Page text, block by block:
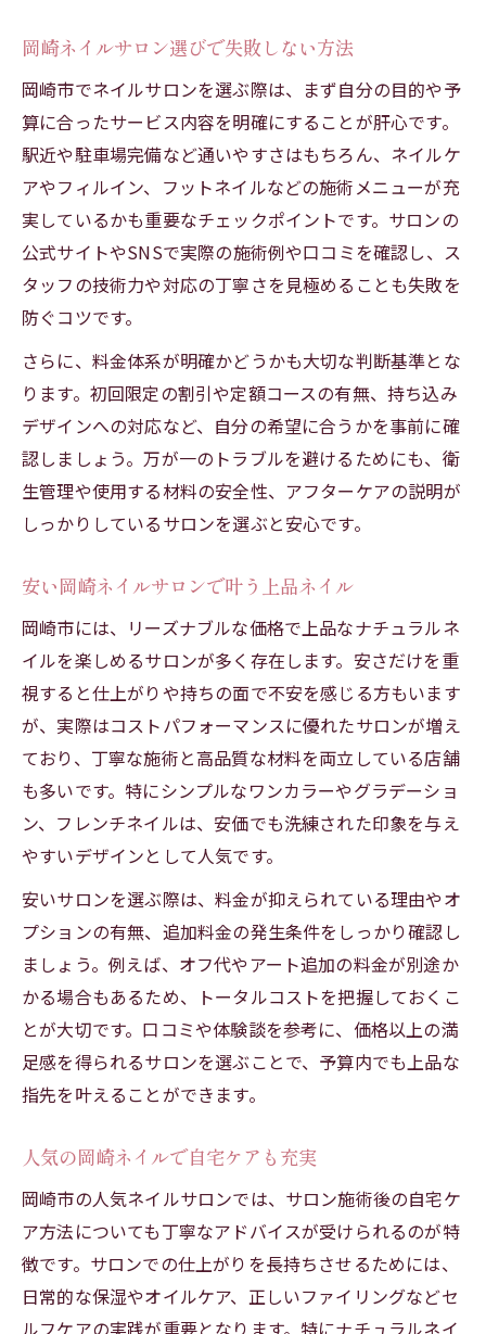
人気上昇中の岡崎ネイルサロンの魅力とは
指先から輝く大人女性のためのネイルケア法
大人女性に人気の岡崎ネイルサロン事情
ネイルケアで指先の美しさを持続させる方
法
岡崎市で安いネイルサロンを見極めるコツ
自爪の健康を考えたナチュラルネイル選び
ナチュラル派必見の岡崎ネイル体験談
初心者でも安心な岡崎市ナチュラルネイルの魅
力
初心者向け岡崎ネイルサロンの選び方
ナチュラルネイルで始める自爪ケア入門
安いサロンで安心できるネイル体験を提供
岡崎で人気のナチュラルネイルの特徴とは
ト
岡崎ネイルサロン選びで失敗しない方法
岡崎市でネイルサロンを選ぶ際は、まず自分の目的や予
算に合ったサービス内容を明確にすることが肝心です。
駅近や駐車場完備など通いやすさはもちろん、ネイルケ
アやフィルイン、フットネイルなどの施術メニューが充
実しているかも重要なチェックポイントです。サロンの
公式サイトやSNSで実際の施術例や口コミを確認し、ス
タッフの技術力や対応の丁寧さを見極めることも失敗を
防ぐコツです。
さらに、料金体系が明確かどうかも大切な判断基準とな
ります。初回限定の割引や定額コースの有無、持ち込み
デザインへの対応など、自分の希望に合うかを事前に確
認しましょう。万が一のトラブルを避けるためにも、衛
生管理や使用する材料の安全性、アフターケアの説明が
しっかりしているサロンを選ぶと安心です。
安い岡崎ネイルサロンで叶う上品ネイル
岡崎市には、リーズナブルな価格で上品なナチュラルネ
イルを楽しめるサロンが多く存在します。安さだけを重
視すると仕上がりや持ちの面で不安を感じる方もいます
が、実際はコストパフォーマンスに優れたサロンが増え
ており、丁寧な施術と高品質な材料を両立している店舗
も多いです。特にシンプルなワンカラーやグラデーショ
ン、フレンチネイルは、安価でも洗練された印象を与え
やすいデザインとして人気です。
安いサロンを選ぶ際は、料金が抑えられている理由やオ
プションの有無、追加料金の発生条件をしっかり確認し
ましょう。例えば、オフ代やアート追加の料金が別途か
かる場合もあるため、トータルコストを把握しておくこ
とが大切です。口コミや体験談を参考に、価格以上の満
足感を得られるサロンを選ぶことで、予算内でも上品な
指先を叶えることができます。
人気の岡崎ネイルで自宅ケアも充実
岡崎市の人気ネイルサロンでは、サロン施術後の自宅ケ
ア方法についても丁寧なアドバイスが受けられるのが特
徴です。サロンでの仕上がりを長持ちさせるためには、
日常的な保湿やオイルケア、正しいファイリングなどセ
ルフケアの実践が重要となります。特にナチュラルネイ